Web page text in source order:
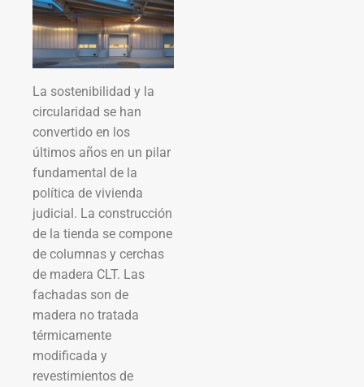
La sostenibilidad y la
circularidad se han
convertido en los
últimos años en un pilar
fundamental de la
política de vivienda
judicial. La construcción
de la tienda se compone
de columnas y cerchas
de madera CLT. Las
fachadas son de
madera no tratada
térmicamente
modificada y
revestimientos de